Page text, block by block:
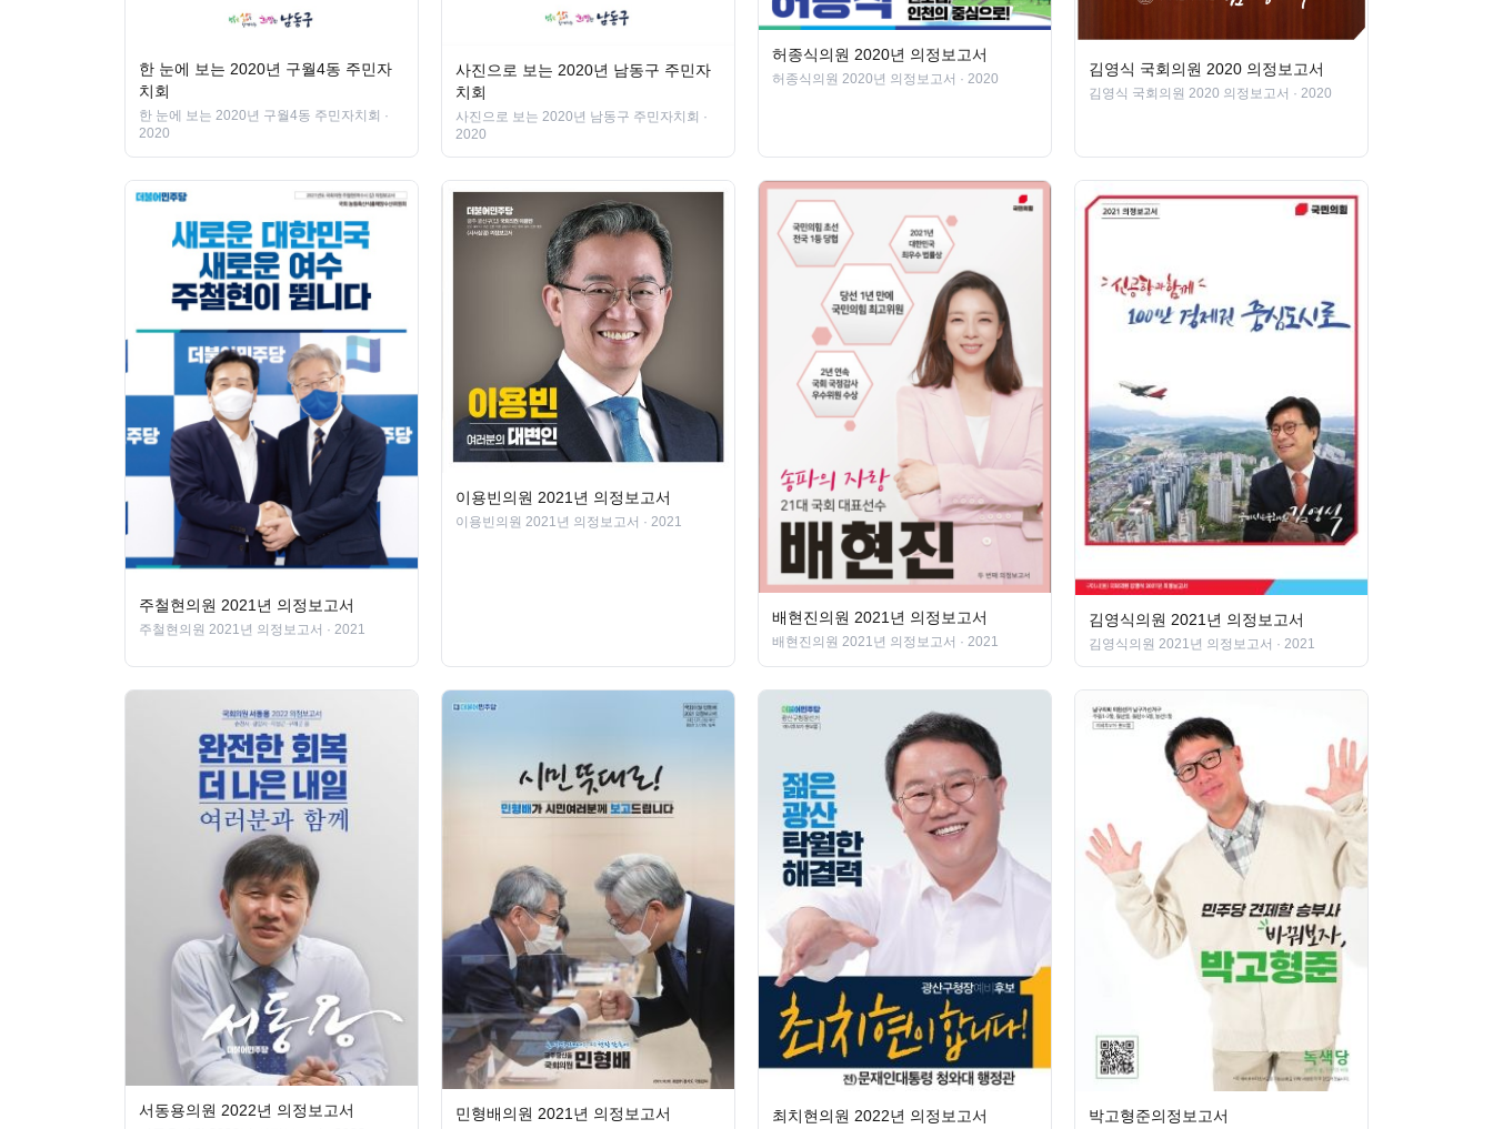
한 눈에 보는 2020년 구월4동 주민자
치회
한 눈에 보는 2020년 구월4동 주민자치회 ·
2020
사진으로 보는 2020년 남동구 주민자
치회
사진으로 보는 2020년 남동구 주민자치회 ·
2020
허종식의원 2020년 의정보고서
허종식의원 2020년 의정보고서 · 2020
김영식 국회의원 2020 의정보고서
김영식 국회의원 2020 의정보고서 · 2020
주철현의원 2021년 의정보고서
주철현의원 2021년 의정보고서 · 2021
이용빈의원 2021년 의정보고서
이용빈의원 2021년 의정보고서 · 2021
배현진의원 2021년 의정보고서
배현진의원 2021년 의정보고서 · 2021
김영식의원 2021년 의정보고서
김영식의원 2021년 의정보고서 · 2021
서동용의원 2022년 의정보고서 민형배의원 2021년 의정보고서 최치현의원 2022년 의정보고서 박고형준의정보고서